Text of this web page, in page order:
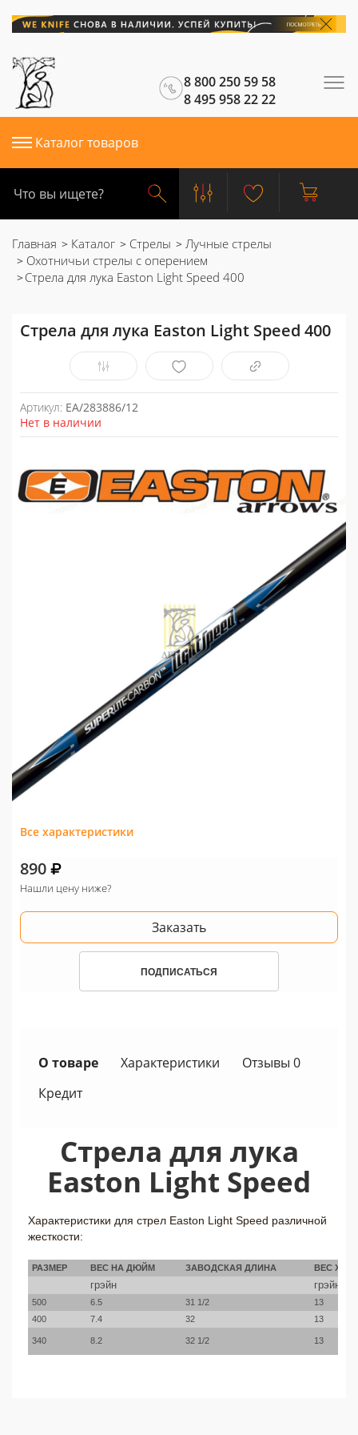
8 800 250 59 58
8 495 958 22 22
Каталог товаров
Главная Каталог Стрелы
Лучные стрелы
Охотничьи стрелы с оперением
Стрела для лука Easton Light Speed 400
Стрела для лука Easton Light Speed 400
Артикул: EA/283886/12
Нет в наличии
Все характеристики
890
Нашли цену ниже?
Заказать
ПОДПИСАТЬСЯ
О товаре Характеристики
Отзывы 0
Кредит
Стрела для лука
Easton Light Speed
Характеристики для стрел Easton Light Speed различной
жесткости:
РАЗМЕР ВЕС НА ДЮЙМ ЗАВОДСКАЯ ДЛИНА ВЕС
грэйн грэйн
500 6.5 31 1/2
13
400
7.4 32 13
340 8.2 32 1/2 13